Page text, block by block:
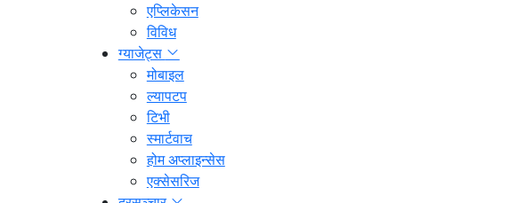
एप्लिकेसन
विविध
ग्याजेट्स
मोबाइल
ल्यापटप
टिभी
स्मार्टवाच
होम अप्लाइन्सेस
एक्सेसरिज